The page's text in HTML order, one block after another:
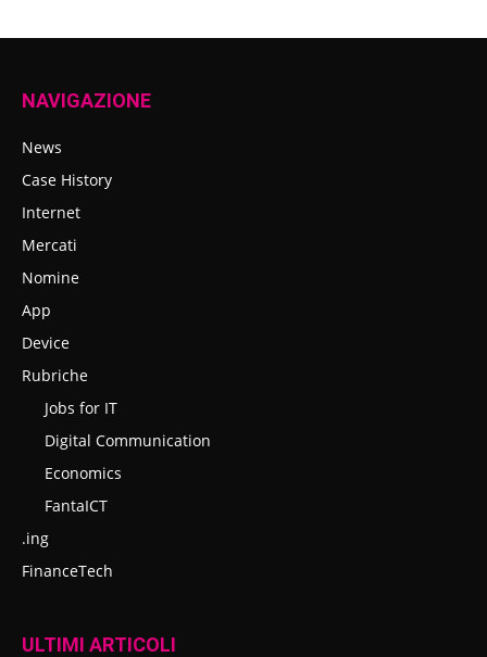
NAVIGAZIONE
News
Case History
Internet
Mercati
Nomine
App
Device
Rubriche
Jobs for IT
Digital Communication
Economics
FantaICT
.ing
FinanceTech
ULTIMI ARTICOLI